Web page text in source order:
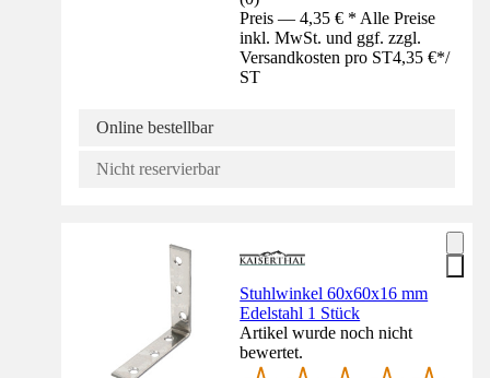
Preis — 4,35 € * Alle Preise
inkl. MwSt. und ggf. zzgl.
Versandkosten pro ST4,35 €*/
ST
Online bestellbar
Nicht reservierbar
Stuhlwinkel 60x60x16 mm
Edelstahl 1 Stück
Artikel wurde noch nicht
bewertet.